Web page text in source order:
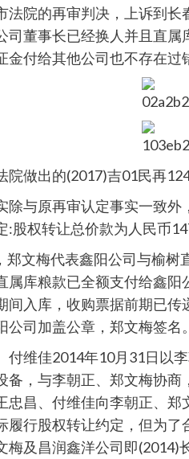
法院的再审判决，上诉到
司董事长已经换人并且直属
金付给其他公司也不存在过
院做出的(2017)吉01民再
除与原再审认定事实一致
:股权转让总价款为人民币
郑文梅代表鑫阳公司与榆
属库粮款已全额支付给鑫
间入库，收购票据前期已
公司加盖公章，郑文梅签名
付维佳2014年10月31日以
备，与李朝正、郑文梅协
忠昌、付维佳向李朝正、
履行股权转让约定，但为
梅及昌润鑫洋公司即(2014)